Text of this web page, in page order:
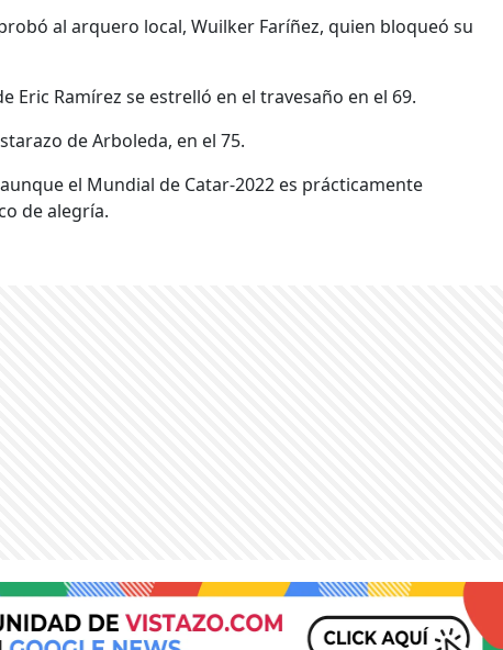
al arquero local, Wuilker Faríñez, quien bloqueó su
Eric Ramírez se estrelló en el travesaño en el 69.
de Arboleda, en el 75.
el Mundial de Catar-2022 es prácticamente
de alegría.